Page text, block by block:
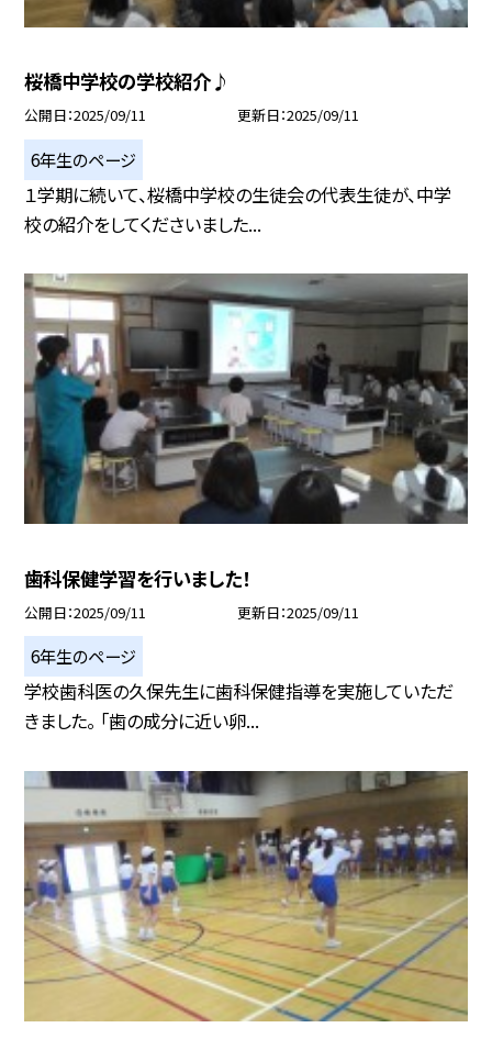
桜橋中学校の学校紹介♪
公開日 2025/09/11 更新日 2025/09/11
6年生のページ
１学期に続いて、桜橋中学校の生徒会の代表生徒が、中学
校の紹介をしてくださいました...
歯科保健学習を行いました！
公開日 2025/09/11 更新日 2025/09/11
6年生のページ
学校歯科医の久保先生に歯科保健指導を実施していただ
きました。 「歯の成分に近い卵...